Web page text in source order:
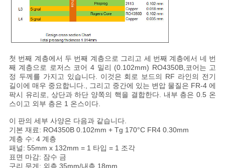
트
맵
개
인
정
보
첫 번째 계층에서 두 번째 계층으로 그리고 세 번째 계층에서 네 번
째 계층으로 로저스 코어 4 밀리 (0.102mm) RO4350B,코어는 고
정 두께를 가지고 있습니다. 이것은 회로 보드의 RF 라인의 전기
길이에 매우 중요합니다., 그리고 중간에 있는 변압 물질은 FR-4 에
팍시 유리로, 상단과 하단 양쪽의 핵을 결합한다. 내부 층은 0.5 온
스이고 외부 층은 1 온스이다.
이 판의 세부 사양은 다음과 같습니다.
기본 재료: RO4350B 0.102mm + Tg 170°C FR4 0.30mm
계층 수: 4 계층
패널: 55mm x 132mm = 1 타입 = 1 조각
표면 마감: 잠수 금
구리 무게: 외층 35mm/내층 18mm